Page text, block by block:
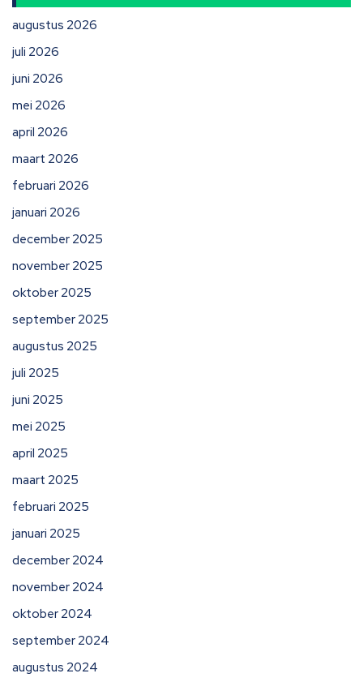
augustus 2026
juli 2026
juni 2026
mei 2026
april 2026
maart 2026
februari 2026
januari 2026
december 2025
november 2025
oktober 2025
september 2025
augustus 2025
juli 2025
juni 2025
mei 2025
april 2025
maart 2025
februari 2025
januari 2025
december 2024
november 2024
oktober 2024
september 2024
augustus 2024